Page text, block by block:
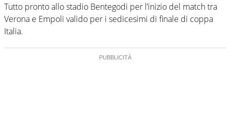
Tutto pronto allo stadio Bentegodi per l’inizio del match tra
Verona e Empoli valido per i sedicesimi di finale di coppa
Italia.